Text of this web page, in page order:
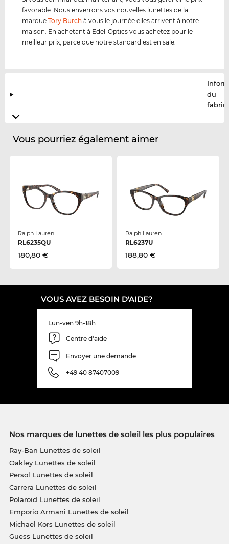
favorable. Nous enverrons vos nouvelles lunettes de la
marqueTory Burch à vous le journée elles arrivent à notre
maison. En achetant à Edel-Optics vous achetez pour le
meilleur prix, parce que notre standard est en sale.
du
Vous pourriez également aimer
Ralph Lauren
RL6235QU
180,80 €
Ralph Lauren
RL6237U
188,80 €
VOUS AVEZ BESOIN D'AIDE?
Lun-ven 9h-18h
Centre d'aide
Envoyer une demande
+49 40 87407009
Nos marques de lunettes de soleil les plus populaires
Ray-Ban Lunettes de soleil
Oakley Lunettes de soleil
Persol Lunettes de soleil
Carrera Lunettes de soleil
Polaroid Lunettes de soleil
Emporio Armani Lunettes de soleil
Michael Kors Lunettes de soleil
Guess Lunettes de soleil